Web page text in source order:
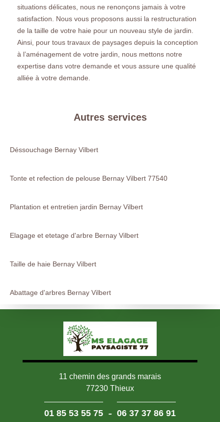
situations délicates, nous ne renonçons jamais à votre
satisfaction. Nous vous proposons aussi la restructuration
de la taille de votre haie pour un nouveau style de jardin.
Ainsi, pour tous travaux de paysages depuis la conception
à l’aménagement de votre jardin, nous mettons notre
expertise dans votre demande et vous assure une qualité
alliée à votre demande.
Autres services
Déssouchage Bernay Vilbert
Tonte et refection de pelouse Bernay Vilbert 77540
Plantation et entretien jardin Bernay Vilbert
Elagage et etetage d'arbre Bernay Vilbert
Taille de haie Bernay Vilbert
Abattage d'arbres Bernay Vilbert
11 chemin des grands marais
77230 Thieux
01 85 53 55 75 - 06 37 37 86 91